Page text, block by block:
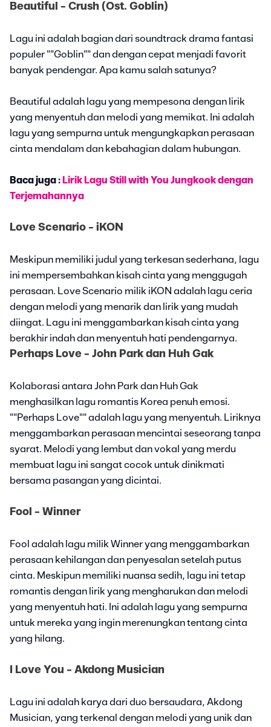
Beautiful - Crush (Ost. Goblin)
Lagu ini adalah bagian dari soundtrack drama fantasi
populer ""Goblin"" dan dengan cepat menjadi favorit
banyak pendengar. Apa kamu salah satunya?
Beautiful adalah lagu yang mempesona dengan lirik
yang menyentuh dan melodi yang memikat. Ini adalah
lagu yang sempurna untuk mengungkapkan perasaan
cinta mendalam dan kebahagian dalam hubungan.
Baca juga : Lirik Lagu Still with You Jungkook dengan
Terjemahannya
Love Scenario - iKON
Meskipun memiliki judul yang terkesan sederhana, lagu
ini mempersembahkan kisah cinta yang menggugah
perasaan. Love Scenario milik iKON adalah lagu ceria
dengan melodi yang menarik dan lirik yang mudah
diingat. Lagu ini menggambarkan kisah cinta yang
berakhir indah dan menyentuh hati pendengarnya.
Perhaps Love - John Park dan Huh Gak
Kolaborasi antara John Park dan Huh Gak
menghasilkan lagu romantis Korea penuh emosi.
""Perhaps Love"" adalah lagu yang menyentuh. Liriknya
menggambarkan perasaan mencintai seseorang tanpa
syarat. Melodi yang lembut dan vokal yang merdu
membuat lagu ini sangat cocok untuk dinikmati
bersama pasangan yang dicintai.
Fool - Winner
Fool adalah lagu milik Winner yang menggambarkan
perasaan kehilangan dan penyesalan setelah putus
cinta. Meskipun memiliki nuansa sedih, lagu ini tetap
romantis dengan lirik yang mengharukan dan melodi
yang menyentuh hati. Ini adalah lagu yang sempurna
untuk mereka yang ingin merenungkan tentang cinta
yang hilang.
I Love You - Akdong Musician
Lagu ini adalah karya dari duo bersaudara, Akdong
Musician, yang terkenal dengan melodi yang unik dan